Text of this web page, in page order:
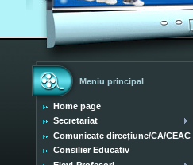
Meniu principal
Home page
Secretariat
Comunicate direcțiune/CA/CEAC
Consilier Educativ